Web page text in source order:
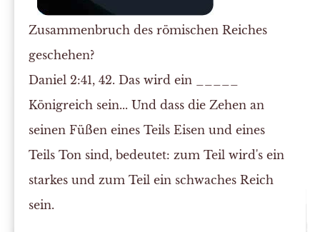
Zusammenbruch des römischen Reiches
geschehen?
Daniel 2:41, 42. Das wird ein _____
Königreich sein... Und dass die Zehen an
seinen Füßen eines Teils Eisen und eines
Teils Ton sind, bedeutet: zum Teil wird's ein
starkes und zum Teil ein schwaches Reich
sein.